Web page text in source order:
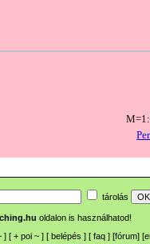
tárolás
oldalon is használhatod!
] [ + poi ~ ] [ belépés ] [ faq ] [fórum] [